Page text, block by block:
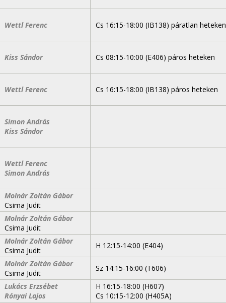
Wettl Ferenc Cs 16:15-18:00 (IB138) páratlan heteken
Kiss Sándor Cs 08:15-10:00 (E406) páros heteken
Wettl Ferenc Cs 16:15-18:00 (IB138) páros heteken
Simon András
Kiss Sándor
Wettl Ferenc
Simon András
Molnár Zoltán Gábor
Csima Judit
Molnár Zoltán Gábor
Csima Judit
Molnár Zoltán Gábor
Csima Judit
H 12:15-14:00 (E404)
Molnár Zoltán Gábor
Csima Judit
Sz 14:15-16:00 (T606)
Lukács Erzsébet
Rónyai Lajos
H 16:15-18:00 (H607)
Cs 10:15-12:00 (H405A)